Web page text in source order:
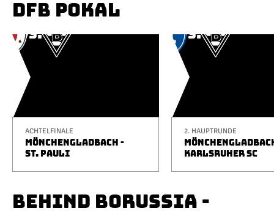
DFB POKAL
ACHTELFINALE
MÖNCHENGLADBACH -
ST. PAULI
2. HAUPTRUNDE
KARLSRUHER SC
BEHIND BORUSSIA -